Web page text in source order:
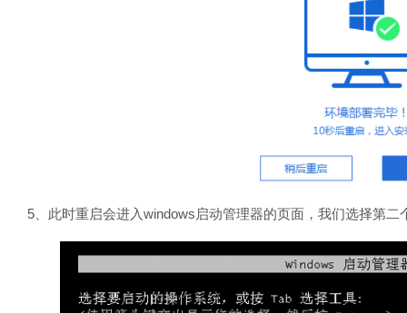
5、此时重启会进入windows启动管理器的页面，我们选择第二